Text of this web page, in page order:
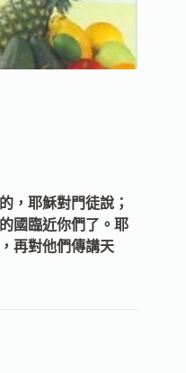
，耶穌對門徒說；
國臨近你們了。耶
再對他們傳講天